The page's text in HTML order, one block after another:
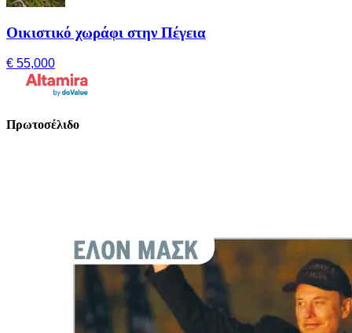
Οικιστικό χωράφι στην Πέγεια
€ 55,000
Πρωτοσέλιδο